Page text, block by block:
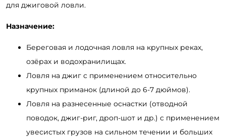
для джиговой ловли.
Назначение:
Береговая и лодочная ловля на крупных реках,
озёрах и водохранилищах.
Ловля на джиг с применением относительно
крупных приманок (длиной до 6-7 дюймов).
Ловля на разнесенные оснастки (отводной
поводок, джиг-риг, дроп-шот и др.) с применением
увесистых грузов на сильном течении и больших